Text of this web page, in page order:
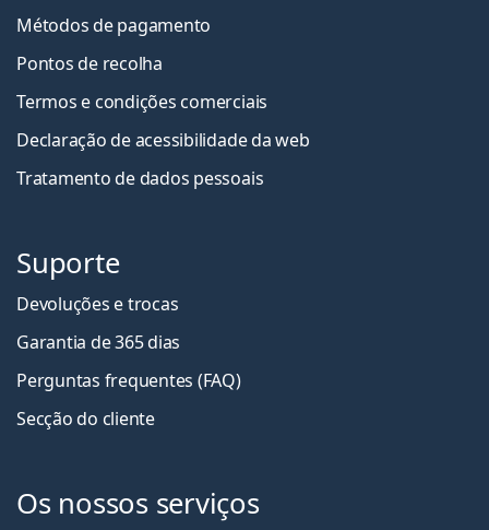
Métodos de pagamento
Pontos de recolha
Termos e condições comerciais
Declaração de acessibilidade da web
Tratamento de dados pessoais
Suporte
Devoluções e trocas
Garantia de 365 dias
Perguntas frequentes (FAQ)
Secção do cliente
Os nossos serviços